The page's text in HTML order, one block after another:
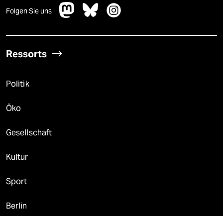
Folgen Sie uns
Ressorts
Politik
Öko
Gesellschaft
Kultur
Sport
Berlin